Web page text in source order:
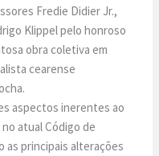
Fredie Didier Jr.,
Klippel pelo honroso
obra coletiva em
cearense
aspectos inerentes ao
atual Código de
as principais alterações